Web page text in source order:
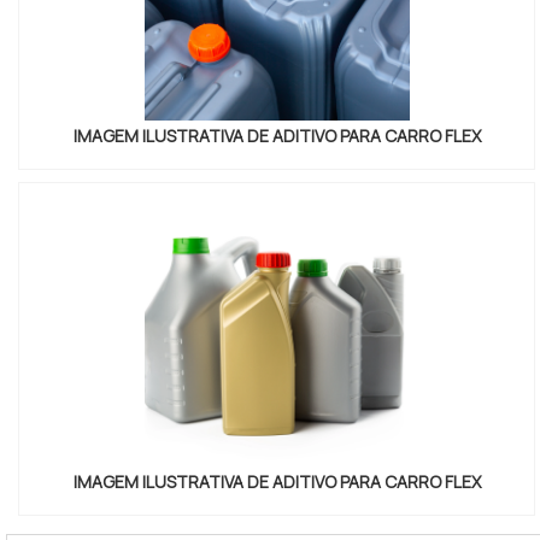
Remoção de borras no cabo e dutos: reduz
obstruções e perda de potência
Diluição de sujeiras no tanque: facilita extração pelo
filtro
Aplicar o aditivo para combustivel conforme rótulo
limpa borras e sujeiras, melhora a combustao e reduz
intervenções corretivas no sistema de combustível.
4. TECNOLOGIA E COMPOSIÇÃO:
COMO ESCOLHEMOS O MELHOR
ADITIVO
IMAGEM ILUSTRATIVA DE ADITIVO PARA CARRO FLEX
IMAGEM ILUSTRATIVA DE ADITIVO PARA CARRO FLEX